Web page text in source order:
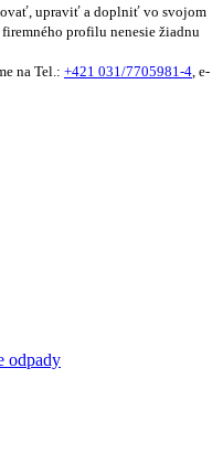
upraviť a doplniť vo svojom
profilu nenesie žiadnu
na Tel.: +421 031/7705981-4 , e-
odpady